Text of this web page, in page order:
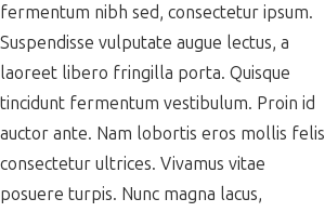
fermentum nibh sed, consectetur ipsum.
Suspendisse vulputate augue lectus, a
laoreet libero fringilla porta. Quisque
tincidunt fermentum vestibulum. Proin id
auctor ante. Nam lobortis eros mollis felis
consectetur ultrices. Vivamus vitae
posuere turpis. Nunc magna lacus,